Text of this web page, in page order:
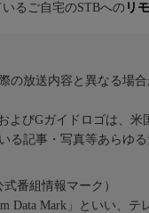
るご自宅のSTBへの リ
の放送内容と異なる場合
よびGガイドロゴは、
る記事・写真等あらゆ
番組情報マーク）
Data Mark」といい、テ